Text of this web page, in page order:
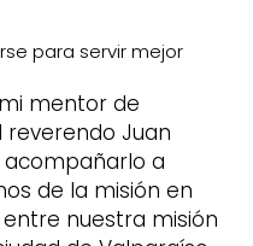
para servir mejor
mentor de
reverendo Juan
acompañarlo a
de la misión en
nuestra misión